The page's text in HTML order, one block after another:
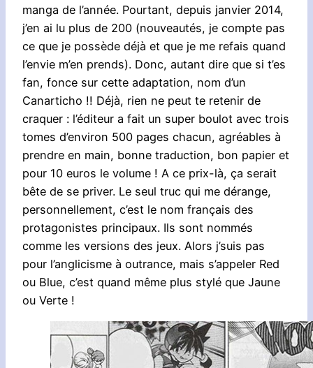
manga de l’année. Pourtant, depuis janvier 2014,
j’en ai lu plus de 200 (nouveautés, je compte pas
ce que je possède déjà et que je me refais quand
l’envie m’en prends). Donc, autant dire que si t’es
fan, fonce sur cette adaptation, nom d’un
Canarticho !! Déjà, rien ne peut te retenir de
craquer : l’éditeur a fait un super boulot avec trois
tomes d’environ 500 pages chacun, agréables à
prendre en main, bonne traduction, bon papier et
pour 10 euros le volume ! A ce prix-là, ça serait
bête de se priver. Le seul truc qui me dérange,
personnellement, c’est le nom français des
protagonistes principaux. Ils sont nommés
comme les versions des jeux. Alors j’suis pas
pour l’anglicisme à outrance, mais s’appeler Red
ou Blue, c’est quand même plus stylé que Jaune
ou Verte !